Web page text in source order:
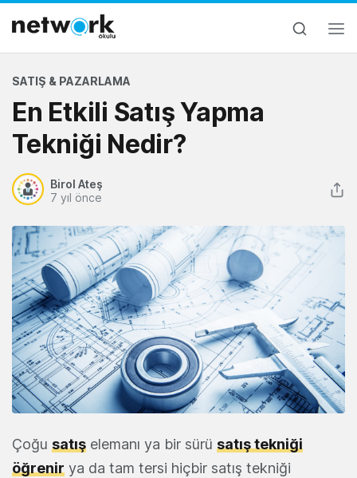
SATIŞ & PAZARLAMA
En Etkili Satış Yapma
Tekniği Nedir?
Birol Ateş
7 yıl önce
Çoğu satış elemanı ya bir sürü satış tekniği
öğrenir ya da tam tersi hiçbir satış tekniği